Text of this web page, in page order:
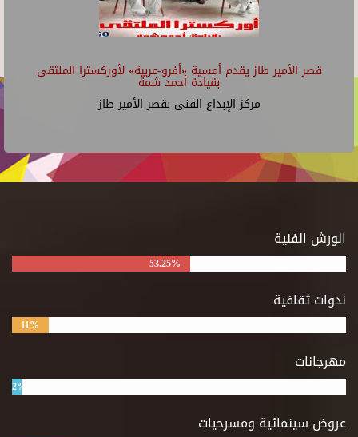
قصر الأمير طاز يقدم أمسية «أفرو-عربية» لأوركسترا الملتقى
بقيادة أحمد شمة
مركز الإبداع الفنى بقصر الأمير طاز
الورش الفنية
53.25%
ندوات ثقافية
11%
مهرجانات
2%
عروض سينمائية ومسرحيات